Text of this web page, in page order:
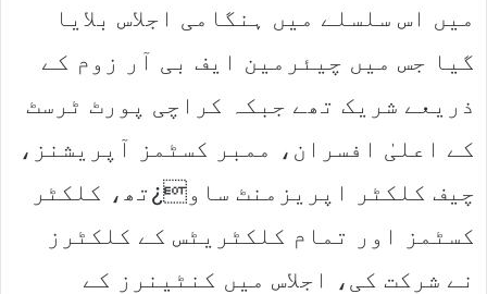
میں اس سلسلے میں ہنگامی اجلاس بلایا
گیا جس میں چیئرمین ایف بی آر زوم کے
ذریعے شریک تھے جبکہ کراچی پورٹ ٹرسٹ
کے اعلیٰ افسران، ممبر کسٹمز آپریشنز،
چیف کلکٹر اپریزمنٹ ساو¿تھ، کلکٹر
کسٹمز اور تمام کلکٹریٹس کے کلکٹرز
نے شرکت کی، اجلاس میں کنٹینرز کے